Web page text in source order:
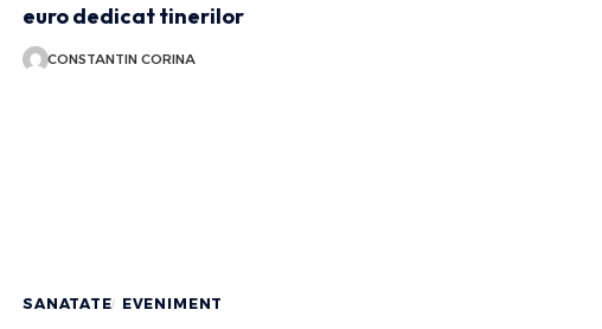
euro dedicat tinerilor
CONSTANTIN CORINA
SANATATE EVENIMENT